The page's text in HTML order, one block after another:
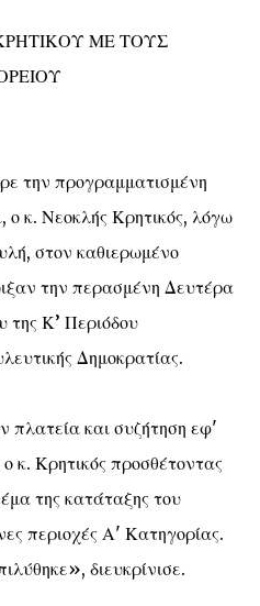
ΜΕ ΤΟΥΣ
την προγραμματισμένη
ο κ. Νεοκλής Κρητικός, λόγω
στον καθιερωμένο
την περασμένη Δευτέρα
της Κ’ Περιόδου
Δημοκρατίας.
πλατεία και συζήτηση εφ'
κ. Κρητικός προσθέτοντας
της κατάταξης του
περιοχές Α' Κατηγορίας.
διευκρίνισε.